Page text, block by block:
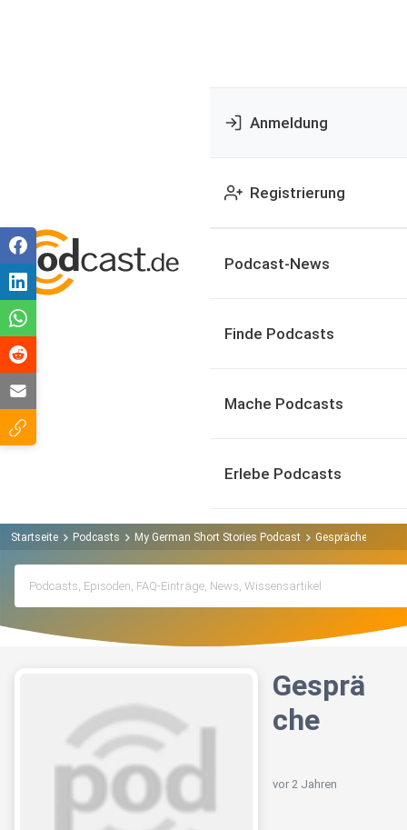
Anmeldung
Registrierung
Podcast-News
Finde Podcasts
Mache Podcasts
Erlebe Podcasts
Startseite Podcasts My German Short Stories Podcast Gespräche
Gesprä
che
vor 2 Jahren